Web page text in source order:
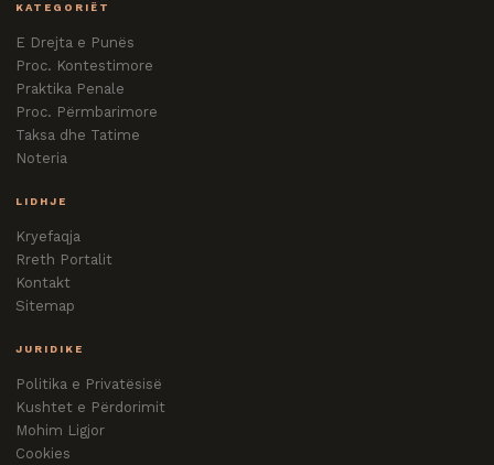
KATEGORIËT
E Drejta e Punës
Proc. Kontestimore
Praktika Penale
Proc. Përmbarimore
Taksa dhe Tatime
Noteria
LIDHJE
Kryefaqja
Rreth Portalit
Kontakt
Sitemap
JURIDIKE
Politika e Privatësisë
Kushtet e Përdorimit
Mohim Ligjor
Cookies